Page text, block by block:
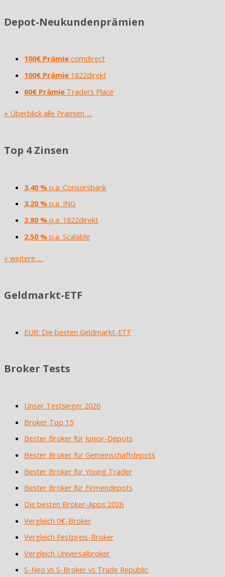
Depot-Neukundenprämien
100€ Prämie comdirect
100€ Prämie 1822direkt
60€ Prämie Traders Place
» Überblick alle Prämien ....
Top 4 Zinsen
3,40 % p.a. Consorsbank
3,20 % p.a. ING
2,80 % p.a. 1822direkt
2,50 % p.a. Scalable
» weitere ....
Geldmarkt-ETF
EUR: Die besten Geldmarkt-ETF
Broker Tests
Unser Testsieger 2026
Broker Top 15
Bester Broker für Junior-Depots
Bester Broker für Gemeinschaftdepots
Bester Broker für Young Trader
Bester Broker für Firmendepots
Die besten Broker-Apps 2026
Vergleich 0€-Broker
Vergleich Festpreis-Broker
Vergleich Universalbroker
S-Neo vs S-Broker vs Trade Republic